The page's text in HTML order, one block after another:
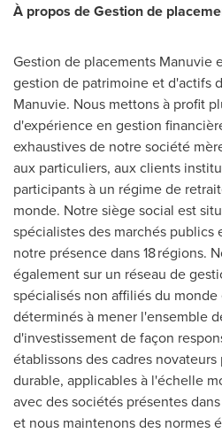
À propos deGestion de
Gestion de placements Manuvie
gestion de patrimoine et d'actifs
Manuvie. Nous mettons à profit
d'expérience en gestion
exhaustives de notre société
aux particuliers, aux clients
participants à un régime de
monde. Notre siège social est
spécialistes des marchés
notre présence dans 18 régions.
également sur un réseau de
spécialisés non affiliés du
déterminés à mener l'ensemble
d'investissement de façon
établissons des cadres
durable, applicables à l'échelle
avec des sociétés présentes
et nous maintenons des normes